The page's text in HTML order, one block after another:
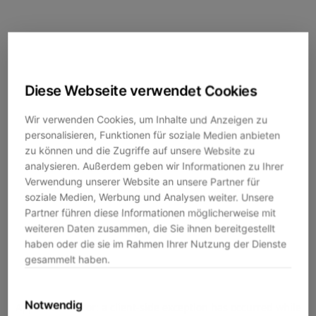
Diese Webseite verwendet Cookies
Wir verwenden Cookies, um Inhalte und Anzeigen zu
personalisieren, Funktionen für soziale Medien anbieten
zu können und die Zugriffe auf unsere Website zu
analysieren. Außerdem geben wir Informationen zu Ihrer
Verwendung unserer Website an unsere Partner für
soziale Medien, Werbung und Analysen weiter. Unsere
Partner führen diese Informationen möglicherweise mit
weiteren Daten zusammen, die Sie ihnen bereitgestellt
haben oder die sie im Rahmen Ihrer Nutzung der Dienste
gesammelt haben.
Notwendig
Application error: a